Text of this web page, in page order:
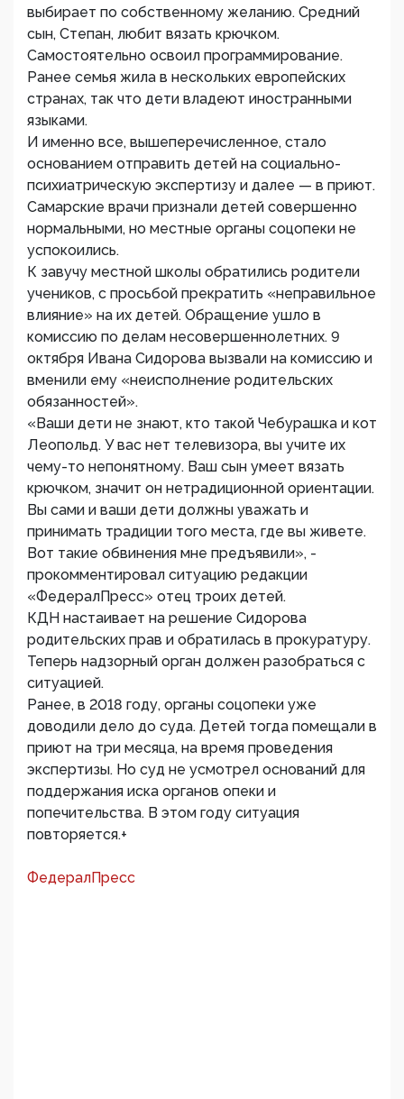
выбирает по собственному желанию. Средний
сын, Степан, любит вязать крючком.
Самостоятельно освоил программирование.
Ранее семья жила в нескольких европейских
странах, так что дети владеют иностранными
языками.
И именно все, вышеперечисленное, стало
основанием отправить детей на социально-
психиатрическую экспертизу и далее — в приют.
Самарские врачи признали детей совершенно
нормальными, но местные органы соцопеки не
успокоились.
К завучу местной школы обратились родители
учеников, с просьбой прекратить «неправильное
влияние» на их детей. Обращение ушло в
комиссию по делам несовершеннолетних. 9
октября Ивана Сидорова вызвали на комиссию и
вменили ему «неисполнение родительских
обязанностей».
«Ваши дети не знают, кто такой Чебурашка и кот
Леопольд. У вас нет телевизора, вы учите их
чему-то непонятному. Ваш сын умеет вязать
крючком, значит он нетрадиционной ориентации.
Вы сами и ваши дети должны уважать и
принимать традиции того места, где вы живете.
Вот такие обвинения мне предъявили», -
прокомментировал ситуацию редакции
«ФедералПресс» отец троих детей.
КДН настаивает на решение Сидорова
родительских прав и обратилась в прокуратуру.
Теперь надзорный орган должен разобраться с
ситуацией.
Ранее, в 2018 году, органы соцопеки уже
доводили дело до суда. Детей тогда помещали в
приют на три месяца, на время проведения
экспертизы. Но суд не усмотрел оснований для
поддержания иска органов опеки и
попечительства. В этом году ситуация
повторяется.+
ФедералПресс